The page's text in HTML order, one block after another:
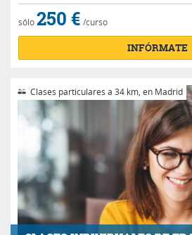
sólo250 € /curso
INFÓRMATE
Clases particulares a 34 km, en Madrid